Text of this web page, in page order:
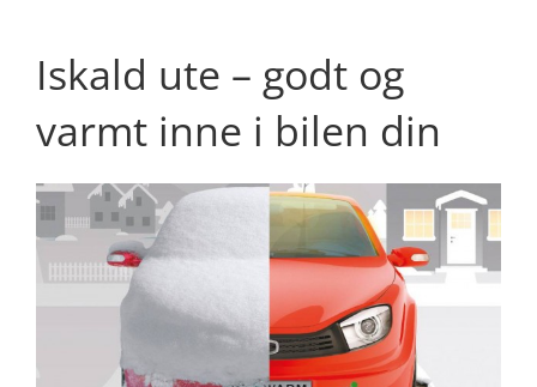
Iskald ute – godt og
varmt inne i bilen din